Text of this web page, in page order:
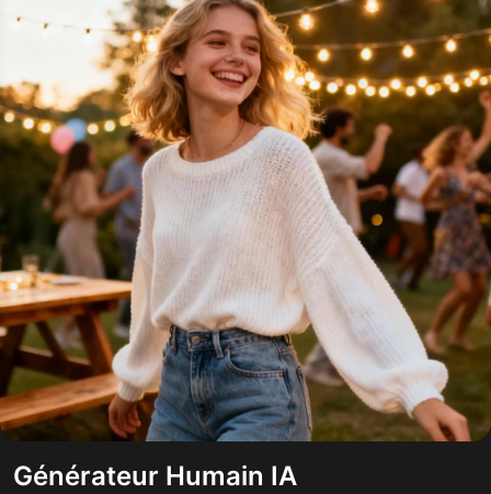
Générateur Humain IA